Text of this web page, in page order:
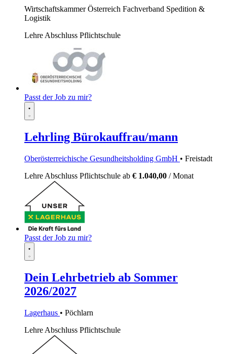
Wirtschaftskammer Österreich Fachverband Spedition &
Logistik
Lehre Abschluss Pflichtschule
Passt der Job zu mir?
Lehrling Bürokauffrau/mann
Oberösterreichische Gesundheitsholding GmbH • Freistadt
Lehre Abschluss Pflichtschule ab € 1.040,00 / Monat
Passt der Job zu mir?
Dein Lehrbetrieb ab Sommer
2026/2027
Lagerhaus • Pöchlarn
Lehre Abschluss Pflichtschule